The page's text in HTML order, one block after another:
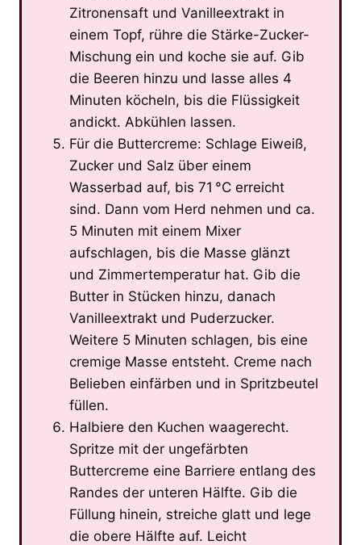
Zitronensaft und Vanilleextrakt in
einem Topf, rühre die Stärke-Zucker-
Mischung ein und koche sie auf. Gib
die Beeren hinzu und lasse alles 4
Minuten köcheln, bis die Flüssigkeit
andickt. Abkühlen lassen.
Für die Buttercreme: Schlage Eiweiß,
Zucker und Salz über einem
Wasserbad auf, bis 71 °C erreicht
sind. Dann vom Herd nehmen und ca.
5 Minuten mit einem Mixer
aufschlagen, bis die Masse glänzt
und Zimmertemperatur hat. Gib die
Butter in Stücken hinzu, danach
Vanilleextrakt und Puderzucker.
Weitere 5 Minuten schlagen, bis eine
cremige Masse entsteht. Creme nach
Belieben einfärben und in Spritzbeutel
füllen.
Halbiere den Kuchen waagerecht.
Spritze mit der ungefärbten
Buttercreme eine Barriere entlang des
Randes der unteren Hälfte. Gib die
Füllung hinein, streiche glatt und lege
die obere Hälfte auf. Leicht